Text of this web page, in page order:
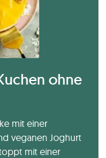
ohne
mit einer
veganen Joghurt
mit einer